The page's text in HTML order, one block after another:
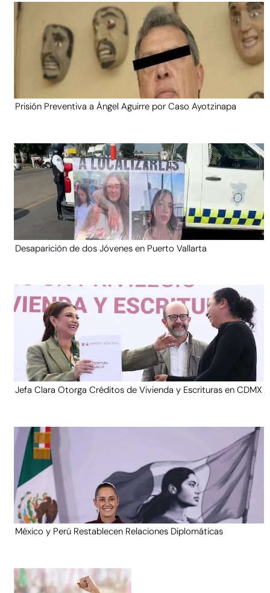
Prisión Preventiva a Ángel Aguirre por Caso Ayotzinapa
Desaparición de dos Jóvenes en Puerto Vallarta
Jefa Clara Otorga Créditos de Vivienda y Escrituras en CDMX
México y Perú Restablecen Relaciones Diplomáticas